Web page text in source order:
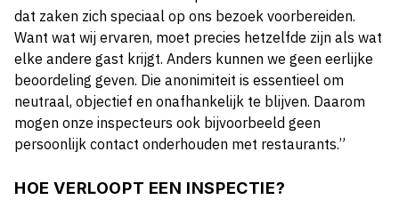
dat zaken zich speciaal op ons bezoek voorbereiden.
Want wat wij ervaren, moet precies hetzelfde zijn als wat
elke andere gast krijgt. Anders kunnen we geen eerlijke
beoordeling geven. Die anonimiteit is essentieel om
neutraal, objectief en onafhankelijk te blijven. Daarom
mogen onze inspecteurs ook bijvoorbeeld geen
persoonlijk contact onderhouden met restaurants.”
HOE VERLOOPT EEN INSPECTIE?